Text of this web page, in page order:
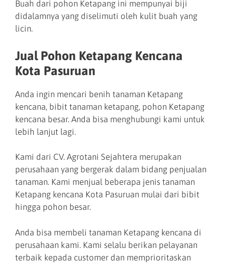
Buah dari pohon Ketapang ini mempunyai biji
didalamnya yang diselimuti oleh kulit buah yang
licin.
Jual Pohon Ketapang Kencana
Kota Pasuruan
Anda ingin mencari benih tanaman Ketapang
kencana, bibit tanaman ketapang, pohon Ketapang
kencana besar. Anda bisa menghubungi kami untuk
lebih lanjut lagi.
Kami dari CV. Agrotani Sejahtera merupakan
perusahaan yang bergerak dalam bidang penjualan
tanaman. Kami menjual beberapa jenis tanaman
Ketapang kencana Kota Pasuruan mulai dari bibit
hingga pohon besar.
Anda bisa membeli tanaman Ketapang kencana di
perusahaan kami. Kami selalu berikan pelayanan
terbaik kepada customer dan memprioritaskan